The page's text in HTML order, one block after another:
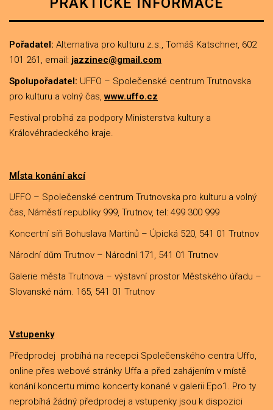
PRAKTICKÉ INFORMACE
Pořadatel: Alternativa pro kulturu z.s., Tomáš Katschner, 602
101 261, email: jazzinec@gmail.com
Spolupořadatel: UFFO – Společenské centrum Trutnovska
pro kulturu a volný čas,www.uffo.cz
Festival probíhá za podpory Ministerstva kultury a
Královéhradeckého kraje.
MÍsta konání akcí
UFFO – Společenské centrum Trutnovska pro kulturu a volný
čas, Náměstí republiky 999, Trutnov, tel: 499 300 999
Koncertní síň Bohuslava Martinů – Úpická 520, 541 01 Trutnov
Národní dům Trutnov – Národní 171, 541 01 Trutnov
Galerie města Trutnova – výstavní prostor Městského úřadu –
Slovanské nám. 165, 541 01 Trutnov
Vstupenky
Předprodej probíhá na recepci Společenského centra Uffo,
online přes webové stránky Uffa a před zahájením v místě
konání koncertu mimo koncerty konané v galerii Epo1. Pro ty
neprobíhá žádný předprodej a vstupenky jsou k dispozici